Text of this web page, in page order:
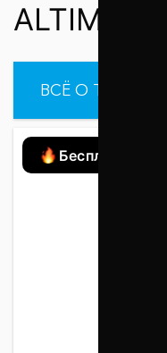
ALTIMA
ВСЁ О ТОВАРЕ
Бесплатная